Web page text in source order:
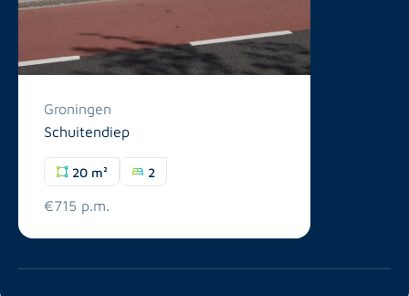
Groningen
Schuitendiep
20 m² 2
€715 p.m.